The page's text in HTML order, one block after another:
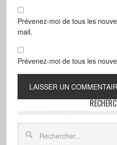
Prévenez-moi de tous les
mail.
Prévenez-moi de tous les